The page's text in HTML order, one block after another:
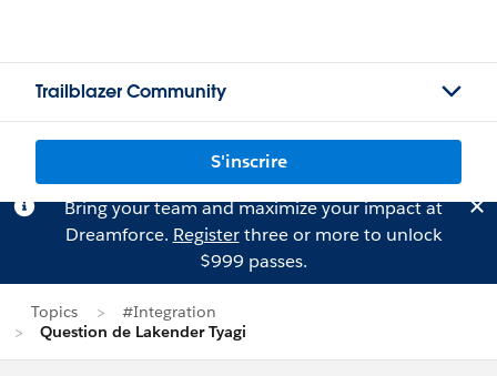
Trailblazer Community
S'inscrire
Bring your team and maximize your impact at
Dreamforce. Registerthree or more to unlock
$999 passes.
Topics
#Integration
Question de Lakender Tyagi